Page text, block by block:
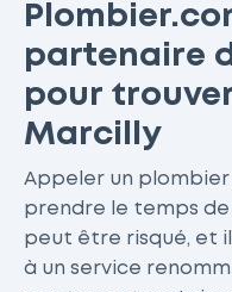
partenaire
pour
Marcilly
Appeler un plombier
prendre le temps
peut être risqué, et
à un service